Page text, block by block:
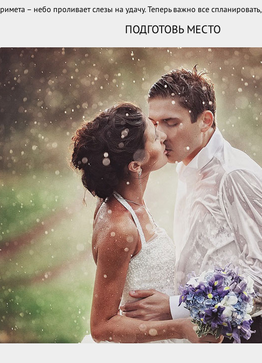
– небо проливает слезы на удачу. Теперь важно все спланировать,
ПОДГОТОВЬ МЕСТО